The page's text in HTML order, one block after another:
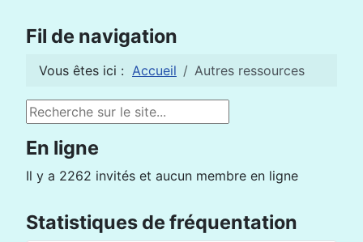
Fil de navigation
Vous êtes ici : Accueil Autres ressources
Rechercher
En ligne
Il y a 2262 invités et aucun membre en ligne
Statistiques de fréquentation